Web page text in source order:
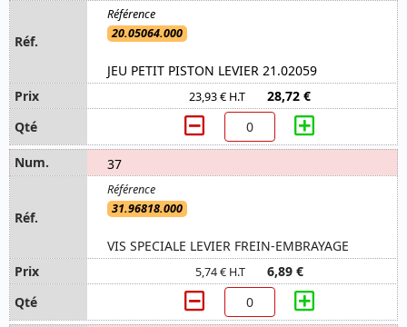
20.05064.000
JEU PETIT PISTON LEVIER 21.02059
23,93 € H.T 28,72 €
37
31.96818.000
VIS SPECIALE LEVIER FREIN-EMBRAYAGE
5,74 € H.T 6,89 €